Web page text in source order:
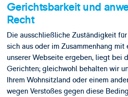
Gerichtsbarkeit und
Recht
Die ausschließliche Zuständigkeit
sich aus oder im Zusammenhang mit
unserer Webseite ergeben, liegt bei
Gerichten; gleichwohl behalten wir
Ihrem Wohnsitzland oder einem
wegen Verstoßes gegen diese